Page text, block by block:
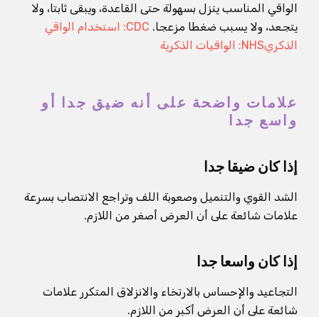
الواقي المناسب ينزل بسهولة حتى القاعدة، ويبقى ثابتا، ولا
يتجعد، ولا يسبب ضغطا مزعجا.
CDC: استخدام الواقي
الذكريNHS: الواقيات الذكرية
علامات واضحة على أنه ضيق جدا أو
واسع جدا
إذا كان ضيقا جدا
الشد القوي والتنميل وصعوبة اللف وتراجع الانتصاب بسرعة
علامات شائعة على أن العرض أصغر من اللازم.
إذا كان واسعا جدا
التجاعيد والإحساس بالارتخاء والانزلاق المتكرر علامات
شائعة على أن العرض أكبر من اللازم.